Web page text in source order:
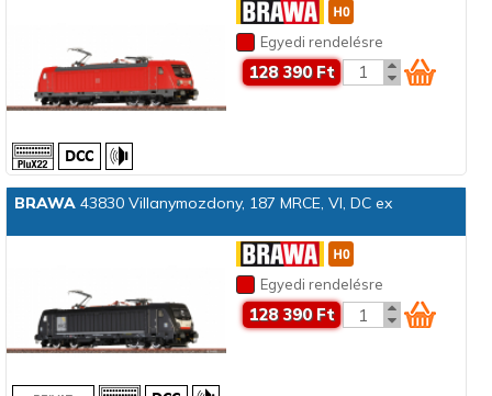
Egyedi rendelésre
128 390 Ft
BRAWA43830 Villanymozdony, 187 MRCE, VI, DC ex
Egyedi rendelésre
128 390 Ft